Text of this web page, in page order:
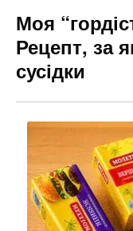
Моя
Рецепт, за
сусідки